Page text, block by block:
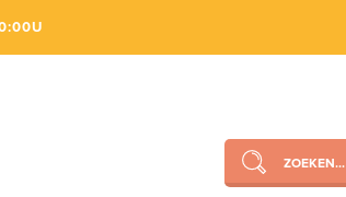
ZOEKEN...
SEARCH